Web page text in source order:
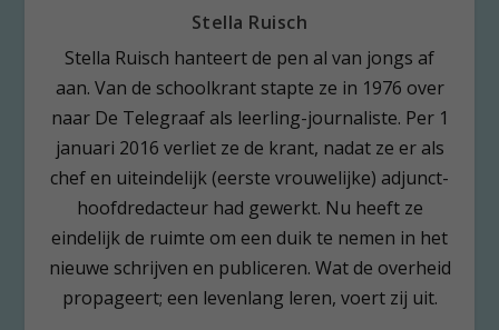
Stella Ruisch
Stella Ruisch hanteert de pen al van jongs af
aan. Van de schoolkrant stapte ze in 1976 over
naar De Telegraaf als leerling-journaliste. Per 1
januari 2016 verliet ze de krant, nadat ze er als
chef en uiteindelijk (eerste vrouwelijke) adjunct-
hoofdredacteur had gewerkt. Nu heeft ze
eindelijk de ruimte om een duik te nemen in het
nieuwe schrijven en publiceren. Wat de overheid
propageert; een levenlang leren, voert zij uit.